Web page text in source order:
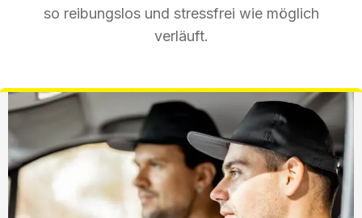
so reibungslos und stressfrei wie möglich
verläuft.